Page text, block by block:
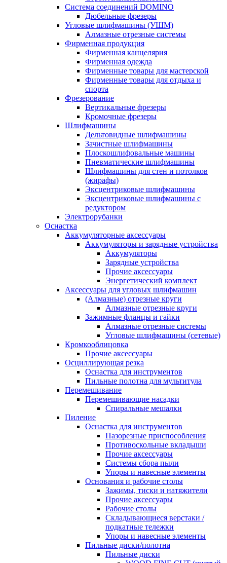
Система соединений DOMINO
Дюбельные фрезеры
Угловые шлифмашины (УШМ)
Алмазные отрезные системы
Фирменная продукция
Фирменная канцелярия
Фирменная одежда
Фирменные товары для мастерской
Фирменные товары для отдыха и
спорта
Фрезерование
Вертикальные фрезеры
Кромочные фрезеры
Шлифмашины
Дельтовидные шлифмашины
Зачистные шлифмашины
Плоскошлифовальные машины
Пневматические шлифмашины
Шлифмашины для стен и потолков
(жирафы)
Эксцентриковые шлифмашины
Эксцентриковые шлифмашины с
редуктором
Электрорубанки
Оснастка
Аккумуляторные аксессуары
Аккумуляторы и зарядные устройства
Аккумуляторы
Зарядные устройства
Прочие аксессуары
Энергетический комплект
Аксессуары для угловых шлифмашин
(Алмазные) отрезные круги
Алмазные отрезные круги
Зажимные фланцы и гайки
Алмазные отрезные системы
Угловые шлифмашины (сетевые)
Кромкооблицовка
Прочие аксессуары
Осциллирующая резка
Оснастка для инструментов
Пильные полотна для мультитула
Перемешивание
Перемешивающие насадки
Спиральные мешалки
Пиление
Оснастка для инструментов
Пазорезные приспособления
Противоскольные вкладыши
Прочие аксессуары
Системы сбора пыли
Упоры и навесные элементы
Основания и рабочие столы
Зажимы, тиски и натяжители
Прочие аксессуары
Рабочие столы
Складывающиеся верстаки /
подкатные тележки
Упоры и навесные элементы
Пильные диски/полотна
Пильные диски